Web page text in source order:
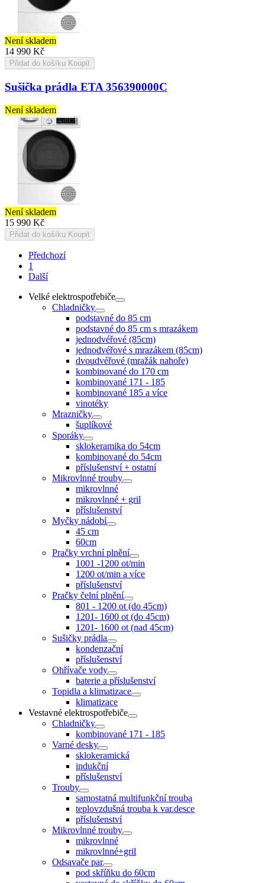
Není skladem
14 990 Kč
Přidat do košíku Koupit
Sušička prádla ETA 356390000C
Není skladem
Není skladem
15 990 Kč
Přidat do košíku Koupit
Předchozí
1
Další
Velké elektrospotřebiče
Chladničky
podstavné do 85 cm
podstavné do 85 cm s mrazákem
jednodvéřové (85cm)
jednodvéřové s mrazákem (85cm)
dvoudvéřové (mražák nahoře)
kombinované do 170 cm
kombinované 171 - 185
kombinované 185 a více
vinotéky
Mrazničky
šuplíkové
Sporáky
sklokeramika do 54cm
kombinované do 54cm
příslušenství + ostatní
Mikrovlnné trouby
mikrovlnné
mikrovlnné + gril
příslušenství
Myčky nádobí
45 cm
60cm
Pračky vrchní plnění
1001 -1200 ot/min
1200 ot/min a více
příslušenství
Pračky čelní plnění
801 - 1200 ot (do 45cm)
1201- 1600 ot (do 45cm)
1201- 1600 ot (nad 45cm)
Sušičky prádla
kondenzační
příslušenství
Ohřívače vody
baterie a příslušenství
Topidla a klimatizace
klimatizace
Vestavné elektrospotřebiče
Chladničky
kombinované 171 - 185
Varné desky
sklokeramická
indukční
příslušenství
Trouby
samostatná multifunkční trouba
teplovzdušná trouba k var.desce
příslušenství
Mikrovlnné trouby
mikrovlnné
mikrovlnné+gril
Odsavače par
pod skříňku do 60cm